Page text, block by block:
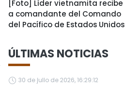
[Foto] Líder vietnamita recibe
a comandante del Comando
del Pacífico de Estados Unidos
ÚLTIMAS NOTICIAS
30 de julio de 2026, 16:29:12